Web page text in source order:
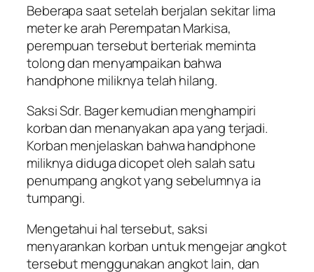
Beberapa saat setelah berjalan sekitar lima
meter ke arah Perempatan Markisa,
perempuan tersebut berteriak meminta
tolong dan menyampaikan bahwa
handphone miliknya telah hilang.
Saksi Sdr. Bager kemudian menghampiri
korban dan menanyakan apa yang terjadi.
Korban menjelaskan bahwa handphone
miliknya diduga dicopet oleh salah satu
penumpang angkot yang sebelumnya ia
tumpangi.
Mengetahui hal tersebut, saksi
menyarankan korban untuk mengejar angkot
tersebut menggunakan angkot lain, dan